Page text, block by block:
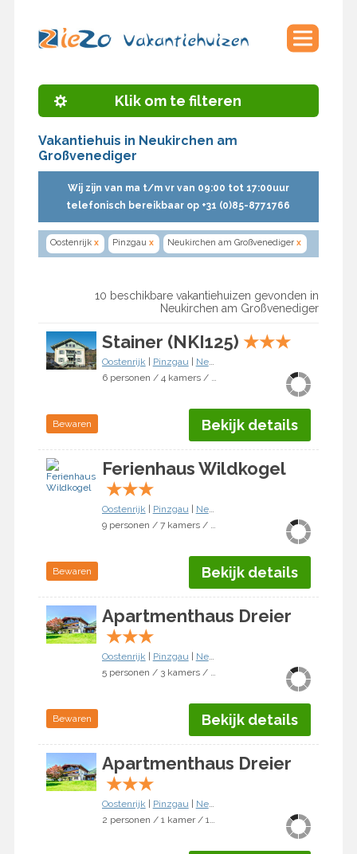
Klik om te filteren
Vakantiehuis in Neukirchen am
Großvenediger
Wij zijn van ma t/m vr van 09:00 tot 17:00uur
telefonisch bereikbaar op +31 (0)85-8771766
Oostenrijk x Pinzgau x Neukirchen am Großvenediger x
10 beschikbare vakantiehuizen gevonden in
Neukirchen am Großvenediger
Stainer (NKI125) ★★★
Oostenrijk Pinzgau
Neukirchen am Großvenediger
6 personen / 4 kamers / 3 slaapkamers
Bewaren Bekijk details
Ferienhaus Wildkogel
★★★
Oostenrijk Pinzgau
Neukirchen am Großvenediger
9 personen / 7 kamers / 4 slaapkamers
Bewaren Bekijk details
Apartmenthaus Dreier
★★★
Oostenrijk Pinzgau
Neukirchen am Großvenediger
5 personen / 3 kamers / 2 slaapkamers
Bewaren Bekijk details
Apartmenthaus Dreier
★★★
Oostenrijk Pinzgau
Neukirchen am Großvenediger
2 personen / 1 kamer / 1 slaapkamer